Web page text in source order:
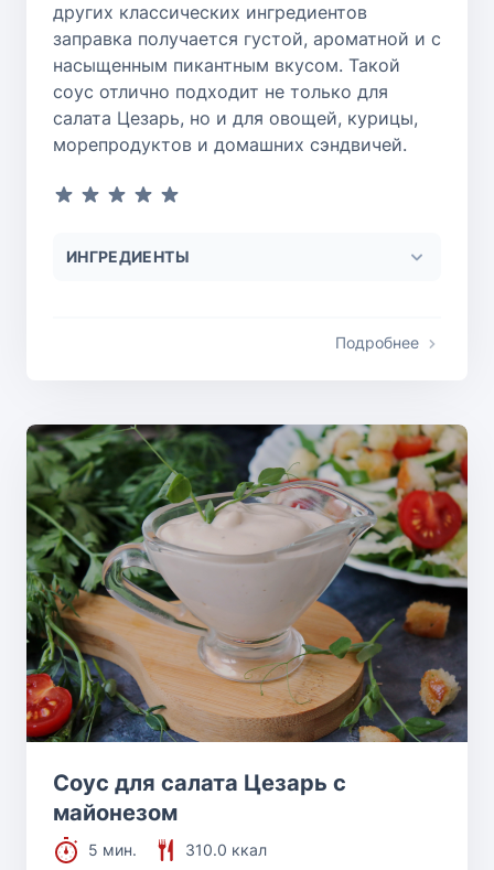
других классических ингредиентов
заправка получается густой, ароматной и с
насыщенным пикантным вкусом. Такой
соус отлично подходит не только для
салата Цезарь, но и для овощей, курицы,
морепродуктов и домашних сэндвичей.
ИНГРЕДИЕНТЫ
Подробнее
Соус для салата Цезарь с
майонезом
5 мин. 310.0 ккал